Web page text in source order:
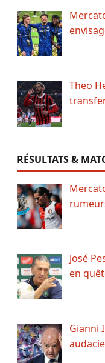
Theo
RÉSULTATS &
José
en
Gianni